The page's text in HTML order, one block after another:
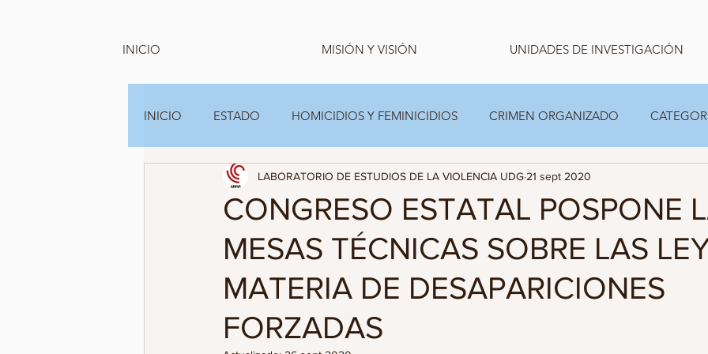
INICIO MISIÓN Y VISIÓN UNIDADES DE INVESTIGACIÓN
INICIO ESTADO HOMICIDIOS Y FEMINICIDIOS CRIMEN ORGANIZADO
GRUPOS FAMILIARES Y A.C CARPETA TEMPORAL FAMILIAS ESTADISTICA
CONGRESO ESTATAL POSPONE
MESAS TÉCNICAS SOBRE LAS
MATERIA DE DESAPARICIONES
FORZADAS
LABORATORIO DE ESTUDIOS DE LA VIOLENCIA UDG 21 sept 2020